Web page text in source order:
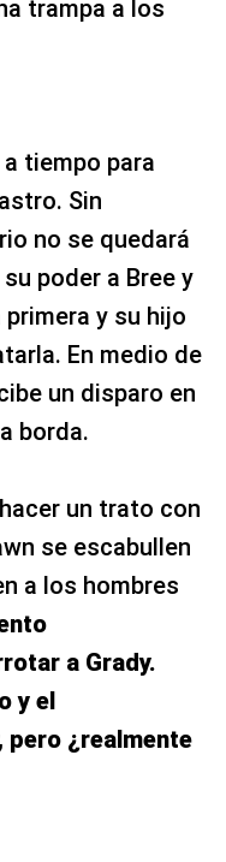
trampa a los
tiempo para
Sin
no se quedará
poder a Bree y
primera y su hijo
En medio de
un disparo en
borda.
un trato con
se escabullen
a los hombres
a Grady.
y el
pero ¿realmente